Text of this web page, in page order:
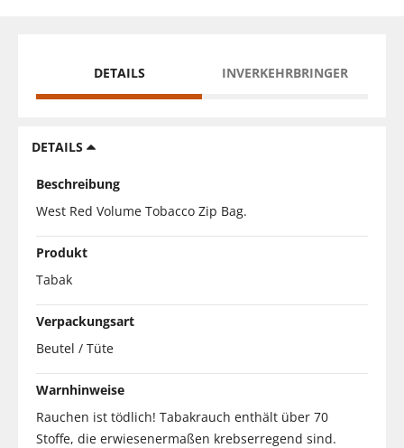
DETAILS INVERKEHRBRINGER
DETAILS
Beschreibung
West Red Volume Tobacco Zip Bag.
Produkt
Tabak
Verpackungsart
Beutel / Tüte
Warnhinweise
Rauchen ist tödlich! Tabakrauch enthält über 70
Stoffe, die erwiesenermaßen krebserregend sind.